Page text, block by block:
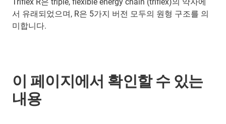
서 유래되었으며, R은 5가지 버전 모두의 원형 구조를 의
미합니다.
이 페이지에서 확인할 수 있는
내용